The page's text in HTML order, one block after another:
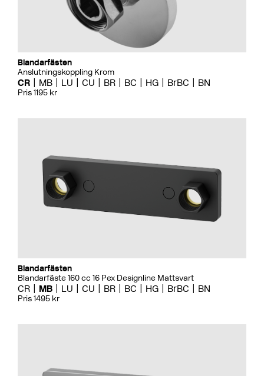
Blandarfästen
Anslutningskoppling Krom
CR MB LU CU BR BC HG BrBC BN
Pris 1195 kr
Blandarfästen
Blandarfäste 160 cc 16 Pex Designline Mattsvart
CR MB LU CU BR BC HG BrBC BN
Pris 1495 kr